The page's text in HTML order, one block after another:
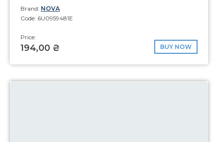
Brand: NOVA
Code: 6U0959481E
Price:
194,00 ₴ BUY NOW